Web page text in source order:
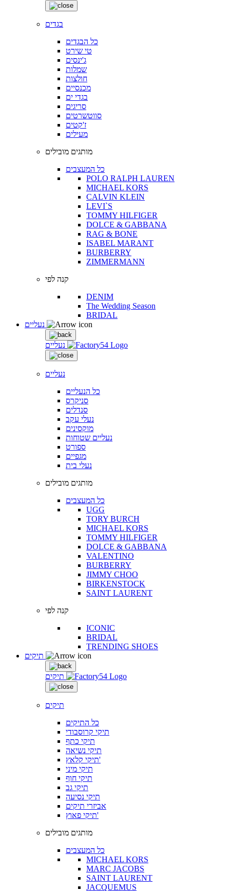
בגדים
כל הבגדים
טי שירט
ג'ינסים
שמלות
חולצות
מכנסיים
בגדי ים
סריגים
סווטשרטים
ז'קטים
מעילים
מותגים מובילים
כל המעצבים
POLO RALPH LAUREN
MICHAEL KORS
CALVIN KLEIN
LEVI`S
TOMMY HILFIGER
DOLCE & GABBANA
RAG & BONE
ISABEL MARANT
BURBERRY
ZIMMERMANN
קנה לפי
DENIM
The Wedding Season
BRIDAL
נעליים
נעליים
כל הנעליים
סניקרס
סנדלים
נעלי עקב
מוקסינים
נעליים שטוחות
ספורט
מגפיים
נעלי בית
מותגים מובילים
כל המעצבים
UGG
TORY BURCH
MICHAEL KORS
TOMMY HILFIGER
DOLCE & GABBANA
VALENTINO
BURBERRY
JIMMY CHOO
BIRKENSTOCK
SAINT LAURENT
קנה לפי
ICONIC
BRIDAL
TRENDING SHOES
תיקים
תיקים
כל התיקים
תיקי קרוסבודי
תיקי כתף
תיקי נשיאה
תיקי קלאץ'
תיקי מיני
תיקי חוף
תיקי גב
תיקי נסיעה
אביזרי תיקים
תיקי פאוץ'
מותגים מובילים
כל המעצבים
MICHAEL KORS
MARC JACOBS
SAINT LAURENT
JACQUEMUS